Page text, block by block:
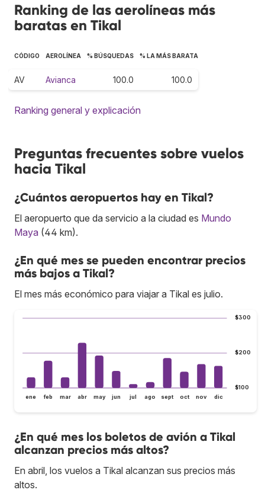
Ranking de las aerolíneas más
baratas en Tikal
CÓDIGO AEROLÍNEA % BÚSQUEDAS % LA MÁS BARATA
AV Avianca 100.0 100.0
Ranking general y explicación
Preguntas frecuentes sobre vuelos
hacia Tikal
¿Cuántos aeropuertos hay en Tikal?
El aeropuerto que da servicio a la ciudad es Mundo
Maya (44 km).
¿En qué mes se pueden encontrar precios
más bajos a Tikal?
El mes más económico para viajar a Tikal es julio.
$100
$200
$300
ene feb mar abr may jun jul ago sept oct nov dic
¿En qué mes los boletos de avión a Tikal
alcanzan precios más altos?
En abril, los vuelos a Tikal alcanzan sus precios más
altos.